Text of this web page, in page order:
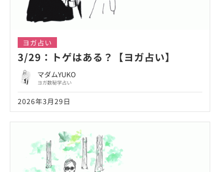
ヨガ占い
3/29：トゲはある？【ヨガ占い】
マダムYUKO
ヨガ数秘学占い
2026年3月29日